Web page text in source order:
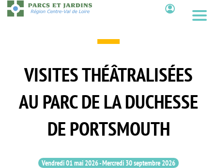
Aller
au
VISITES THÉÂTRALISÉES
AU PARC DE LA DUCHESSE
DE PORTSMOUTH
Vendredi 01 mai 2026-Mercredi 30 septembre 2026